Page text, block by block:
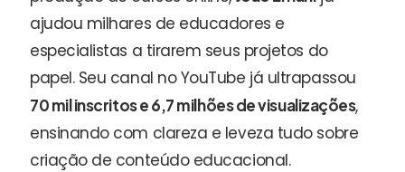
ajudou milhares de educadores e
especialistas a tirarem seus projetos do
papel. Seu canal no YouTube já ultrapassou
70 mil inscritos e 6,7 milhões de visualizações,
ensinando com clareza e leveza tudo sobre
criação de conteúdo educacional.